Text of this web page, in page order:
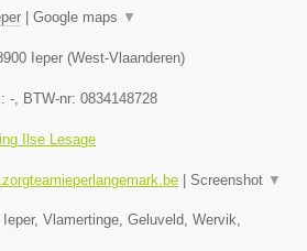
Google maps ▼
Ieper (West-Vlaanderen)
-, BTW-nr: 0834148728
Ilse Lesage
Screenshot ▼
Vlamertinge, Geluveld, Wervik,